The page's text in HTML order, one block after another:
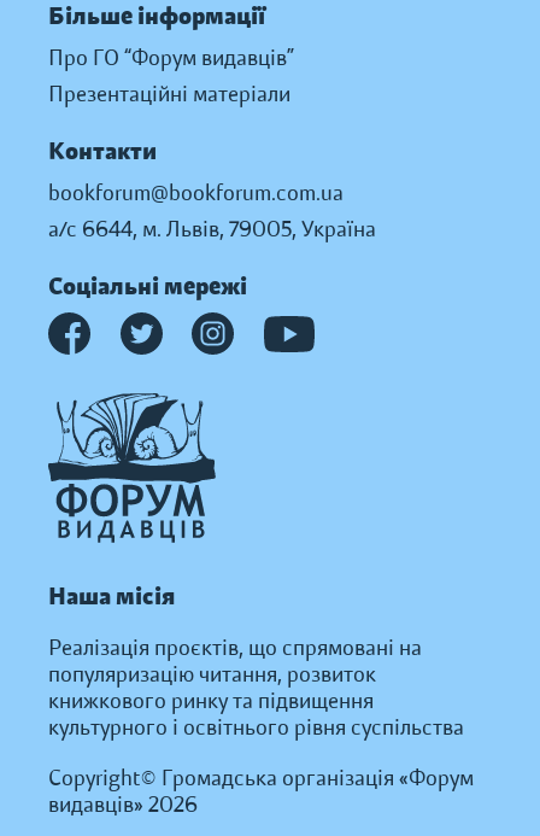
Більше інформації
Про ГО “Форум видавців”
Презентаційні матеріали
Контакти
bookforum@bookforum.com.ua
а/с 6644, м. Львів, 79005, Україна
Соціальні мережі
Наша місія
Реалізація проєктів, що спрямовані на
популяризацію читання, розвиток
книжкового ринку та підвищення
культурного і освітнього рівня суспільства
Copyright© Громадська організація «Форум
видавців» 2026